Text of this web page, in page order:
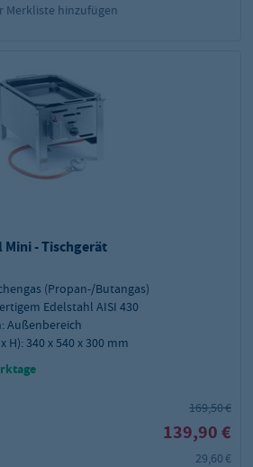
Merkliste hinzufügen
Mini - Tischgerät
(Propan-/Butangas)
Edelstahl AISI 430
Außenbereich
H): 340 x 540 x 300 mm
169,50 €
139,90 €
29,60 €